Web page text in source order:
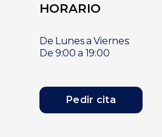
HORARIO
De Lunes a Viernes:
De 9:00 a 19:00
Pedir cita